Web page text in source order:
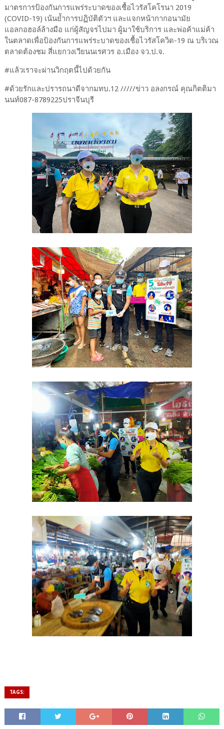
มาตรการป้องกันการแพร่ระบาดของเชื้อไวรัสโคโรนา 2019
(COVID-19) เน้นย้ำการปฏิบัติตัวฯ และแจกหน้ากากอนามัย
แอลกอฮอล์ล้างมือ แก่ผู้สัญจรไปมา ผู้มาใช้บริการ และพ่อค้าแม่ค้า
ในตลาดเพื่อป้องกันการแพร่ระบาดของเชื้อไวรัสโควิด-19 ณ บริเวณ
ตลาดต้องชม สี่แยกวงเวียนนเรศวร อ.เมือง จว.ป.จ.
#แล้วเราจะผ่านวิกฤตนี้ไปด้วยกัน
#ด้วยรักและปรารถนาดีจากมทบ.12 /////ข่าว อลงกรณ์ คุณกิตติมา
นนท์087-8789225ปราจีนบุรี
TAGS: